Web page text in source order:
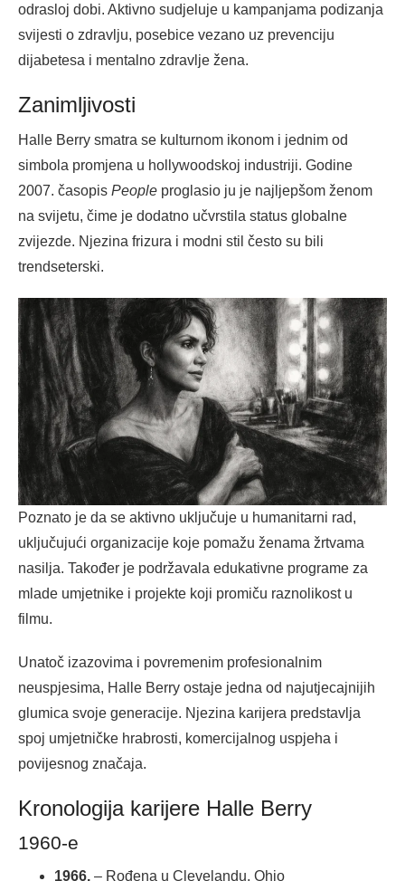
odrasloj dobi. Aktivno sudjeluje u kampanjama podizanja
svijesti o zdravlju, posebice vezano uz prevenciju
dijabetesa i mentalno zdravlje žena.
Zanimljivosti
Halle Berry smatra se kulturnom ikonom i jednim od
simbola promjena u hollywoodskoj industriji. Godine
2007. časopis People proglasio ju je najljepšom ženom
na svijetu, čime je dodatno učvrstila status globalne
zvijezde. Njezina frizura i modni stil često su bili
trendseterski.
Poznato je da se aktivno uključuje u humanitarni rad,
uključujući organizacije koje pomažu ženama žrtvama
nasilja. Također je podržavala edukativne programe za
mlade umjetnike i projekte koji promiču raznolikost u
filmu.
Unatoč izazovima i povremenim profesionalnim
neuspjesima, Halle Berry ostaje jedna od najutjecajnijih
glumica svoje generacije. Njezina karijera predstavlja
spoj umjetničke hrabrosti, komercijalnog uspjeha i
povijesnog značaja.
Kronologija karijere Halle Berry
1960-e
1966. – Rođena u Clevelandu, Ohio